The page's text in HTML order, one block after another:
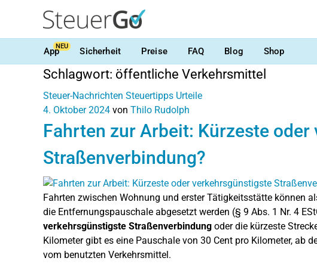
AppNEU Sicherheit Preise FAQ Blog Shop
Schlagwort: öffentliche Verkehrsmittel
Steuer-Nachrichten Steuertipps Urteile
4. Oktober 2024 von Thilo Rudolph
Fahrten zur Arbeit: Kürzeste
Straßenverbindung?
Fahrten zwischen Wohnung und erster Tätigkeitsstätte können
die Entfernungspauschale abgesetzt werden (§ 9 Abs. 1 Nr. 4
verkehrsgünstigste Straßenverbindung oder die kürzeste
Kilometer gibt es eine Pauschale von 30 Cent pro Kilometer, ab
vom benutzten Verkehrsmittel.